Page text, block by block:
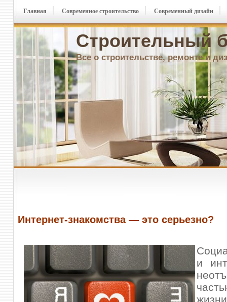
Строительный
Все о строительстве, ремонте и
Главная Современное строительство Современный дизайн
Интернет-знакомства — это серьезно?
и